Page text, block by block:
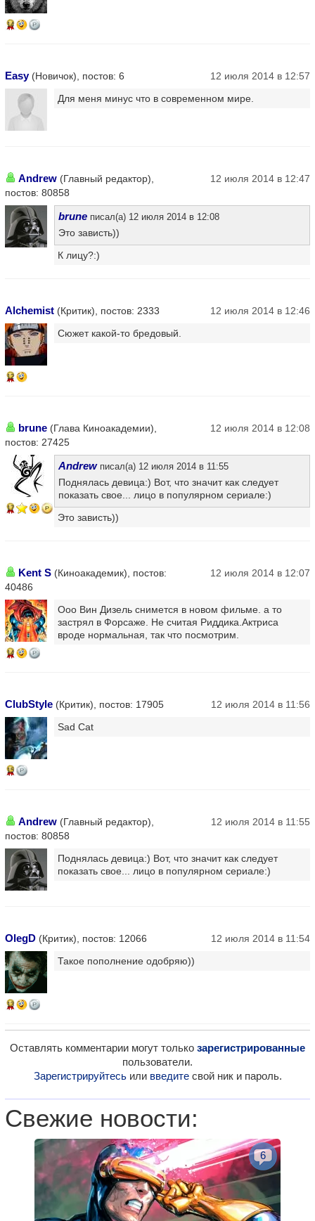
14
Easy(Новичок), постов: 6
12 июля 2014 в 12:57
Для меня минус что в современном мире.
Andrew (Главный редактор),
постов: 80858
12 июля 2014 в 12:47
brune писал(а) 12 июля 2014 в 12:08
Это зависть))
К лицу?:)
Alchemist (Критик), постов: 2333 12 июля 2014 в 12:46
12
Сюжет какой-то бредовый.
brune (Глава Киноакадемии),
постов: 27425
12 июля 2014 в 12:08
17
Andrewписал(а) 12 июля 2014 в 11:55
Поднялась девица:) Вот, что значит как следует
показать свое... лицо в популярном сериале:)
Это зависть))
Kent S (Киноакадемик), постов:
40486
12 июля 2014 в 12:07
14
Ооо Вин Дизель снимется в новом фильме. а то
застрял в Форсаже. Не считая Риддика.Актриса
вроде нормальная, так что посмотрим.
ClubStyle (Критик), постов: 17905 12 июля 2014 в 11:56
15
Sad Cat
Andrew (Главный редактор),
постов: 80858
12 июля 2014 в 11:55
Поднялась девица:) Вот, что значит как следует
показать свое... лицо в популярном сериале:)
OlegD (Критик), постов: 12066 12 июля 2014 в 11:54
13
Такое пополнение одобряю))
Оставлять комментарии могут только зарегистрированные
пользователи.
Зарегистрируйтесьили введитесвой ник и пароль.
Свежие новости:
6